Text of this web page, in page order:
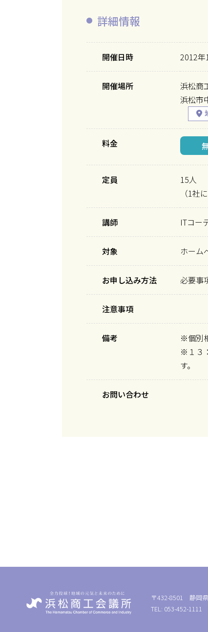
詳細情報
開催日時 2012
開催場所
浜松商
浜松市
料金
定員
15人
（1社
講師 ITコ
対象 ホーム
お申し込み方法 必要事
注意事項
備考
※個別
※１３
す。
お問い合わせ
〒432-8501 静岡
TEL: 053-452-1111